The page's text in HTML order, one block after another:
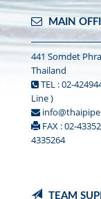
MAIN
441 Somdet
Thailand
TEL : 02-
Line )
FAX : 02-
4335264
TEAM